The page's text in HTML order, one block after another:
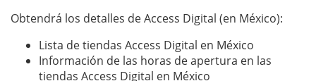
Obtendrá los detalles de Access Digital (en México):
Lista de tiendas Access Digital en México
Información de las horas de apertura en las
tiendas Access Digital en México